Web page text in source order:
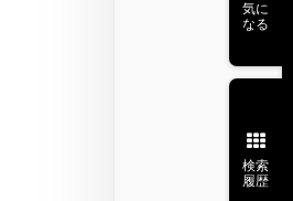
気に
なる
検索
履歴